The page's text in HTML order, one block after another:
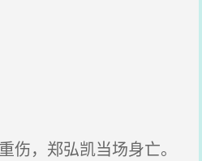
，郑弘凯当场身亡。